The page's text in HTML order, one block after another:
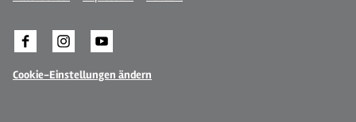
Cookie-Einstellungen ändern